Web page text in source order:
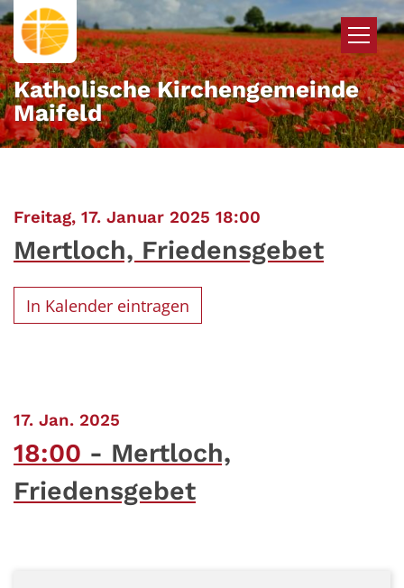
Zum Inhalt springen
Katholische Kirchengemeinde
Maifeld
Freitag, 17. Januar 2025 18:00
Mertloch, Friedensgebet
In Kalender eintragen
17. Jan. 2025
18:00
Mertloch,
Friedensgebet